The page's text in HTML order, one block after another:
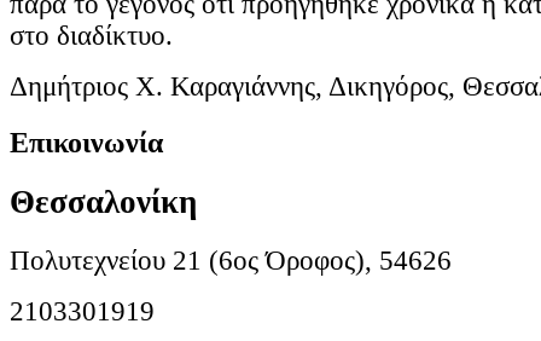
στο διαδίκτυο.
Δημήτριος Χ. Καραγιάννης, Δικηγόρος,
Επικοινωνία
Θεσσαλονίκη
Πολυτεχνείου 21 (6ος Όροφος), 54626
2103301919